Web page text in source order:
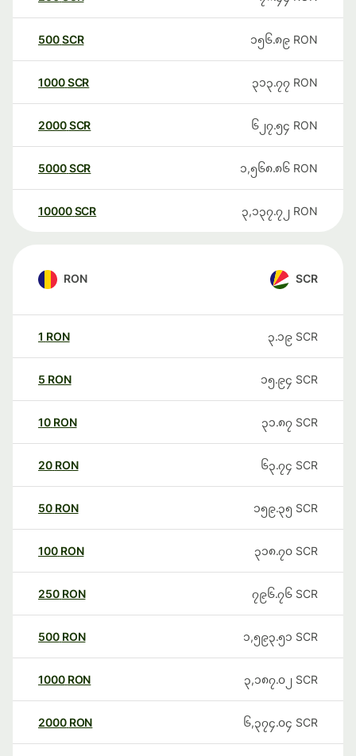
500SCR ၁၅၆.၈၉ RON
1000SCR ၃၁၃.၇၇ RON
2000SCR ၆၂၇.၅၄ RON
5000SCR ၁,၅၆၈.၈၆ RON
10000 SCR ၃,၁၃၇.၇၂ RON
RON SCR
1 RON ၃.၁၉ SCR
5 RON ၁၅.၉၄ SCR
10 RON ၃၁.၈၇ SCR
20 RON ၆၃.၇၄ SCR
50 RON ၁၅၉.၃၅ SCR
100 RON ၃၁၈.၇၀ SCR
250 RON ၇၉၆.၇၆ SCR
500 RON ၁,၅၉၃.၅၁ SCR
1000 RON ၃,၁၈၇.၀၂ SCR
2000 RON ၆,၃၇၄.၀၄ SCR